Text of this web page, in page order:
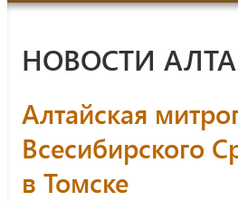
НОВОСТИ
Алтайская
Всесибирского
в Томске